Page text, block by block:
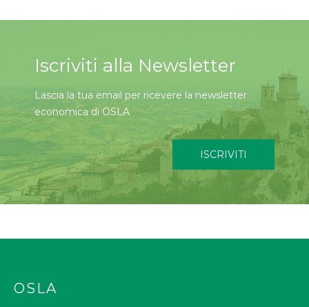
Iscriviti alla Newsletter
Lascia la tua email per ricevere la newsletter
economica di OSLA
ISCRIVITI
OSLA